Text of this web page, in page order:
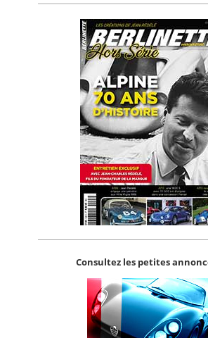
Consultez les petites